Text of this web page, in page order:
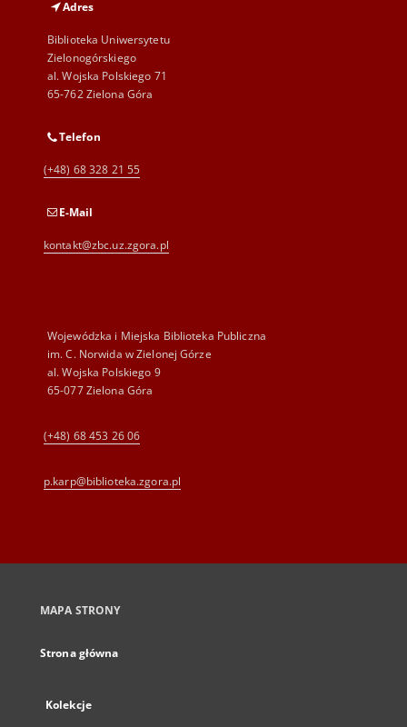
Adres
Biblioteka Uniwersytetu
Zielonogórskiego
al. Wojska Polskiego 71
65-762 Zielona Góra
Telefon
(+48) 68 328 21 55
E-Mail
kontakt@zbc.uz.zgora.pl
Wojewódzka i Miejska Biblioteka Publiczna
im. C. Norwida w Zielonej Górze
al. Wojska Polskiego 9
65-077 Zielona Góra
(+48) 68 453 26 06
p.karp@biblioteka.zgora.pl
MAPA STRONY
Strona główna
Kolekcje